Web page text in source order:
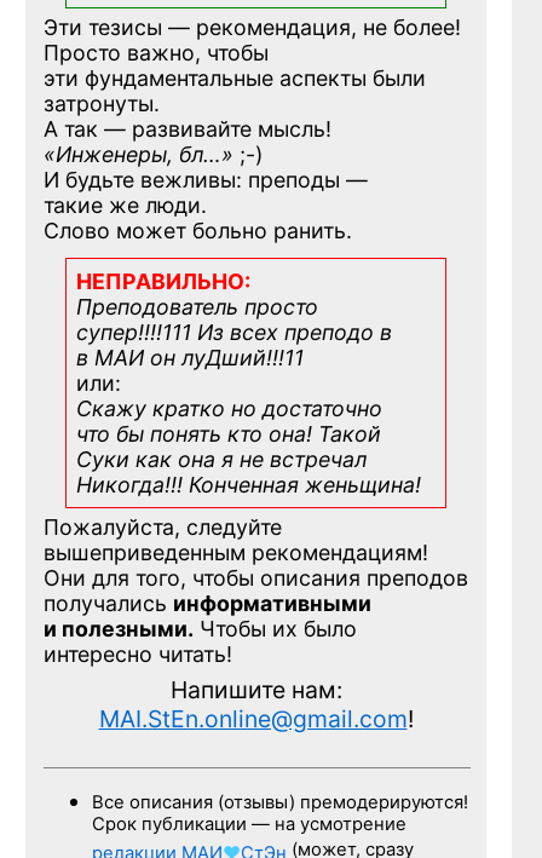
Эти тезисы — рекомендация, не более!
Просто важно, чтобы
эти фундаментальные аспекты были
затронуты.
А так — развивайте мысль!
«Инженеры, бл…» ;-)
И будьте вежливы: преподы —
такие же люди.
Слово может больно ранить.
НЕПРАВИЛЬНО:
Преподователь просто
супер!!!!111 Из всех преподо в
в МАИ он луДший!!!11
или:
Скажу кратко но достаточно
что бы понять кто она! Такой
Суки как она я не встречал
Никогда!!! Конченная женьщина!
Пожалуйста, следуйте
вышеприведенным рекомендациям!
Они для того, чтобы описания преподов
получались информативными
и полезными. Чтобы их было
интересно читать!
Напишите нам:
MAI.StEn.online@gmail.com!
Все описания (отзывы) премодерируются!
Срок публикации — на усмотрение
редакции МАИ♥СтЭн (может, сразу